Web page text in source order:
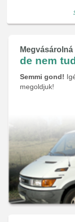
de nem
Semmi gond!
megoldjuk!